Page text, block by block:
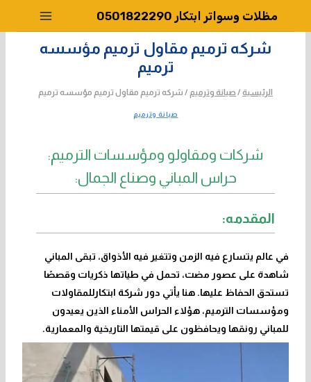
مظلات وسواتر ابتكار 0501822290
شركه ترميم مقاول ترميم مؤسسه
ترميم
الرئيسية / صيانة وترميم / شركه ترميم مقاول ترميم مؤسسه ترميم
صيانة وترميم
شركات ومقاولو ومؤسسات الترميم:
حراس المباني وصناع الجمال:
المقدمه:
في عالم يتسارع فيه الزمن وتتغير فيه الأذواق، تبقى المباني
شاهدة على عصور مضت، تحمل في طياتها ذكريات وقصصًا
تستحق الحفاظ عليها. هنا يأتي دور شركة ابتكارللمقاولات
ومؤسسات الترميم، هؤلاء الحراس الأمناء الذين يعيدون
للمباني رونقها ويحافظون على قيمتها التاريخية والمعمارية.